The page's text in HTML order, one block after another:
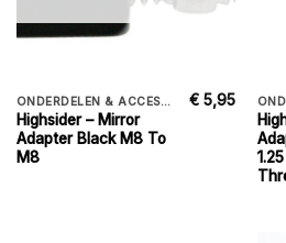
ONDERDELEN & ACCESSORIES
Highsider – Mirror
Adapter Black M8 To
M8
€ 5,95